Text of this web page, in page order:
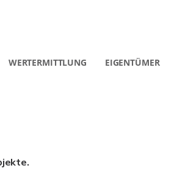
WERTERMITTLUNG EIGENTÜMER